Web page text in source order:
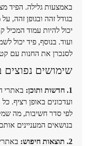
באמצעות גלילה. הפיד
בגודל זהה ובגופן זהה,
יכול להיות עמוד
ועוד. בנוסף, פיד יכול
לסנכרן את החנות עם
שימושים נפוצים
1. חדשות ותוכן:
באתרי
ועדכונים באופן רציף.
לפי סדר חשיבות, מה
בנושאים המעניינים
2. תוצאות חיפוש: